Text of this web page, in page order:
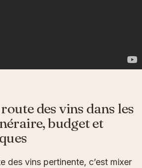
des vins dans les
budget et
des vins pertinente, c’est mixer